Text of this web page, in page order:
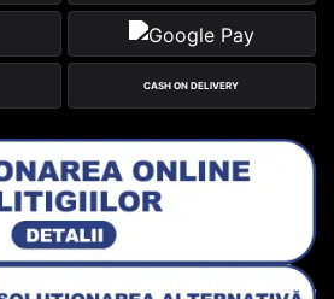
CASH ON DELIVERY